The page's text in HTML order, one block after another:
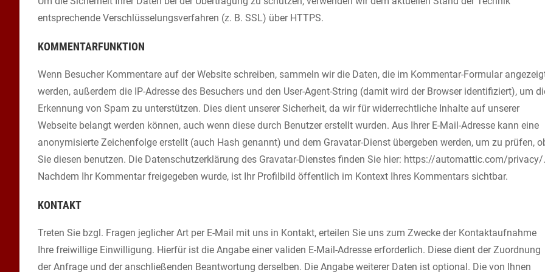
entsprechende Verschlüsselungsverfahren (z. B. SSL) über HTTPS.
KOMMENTARFUNKTION
Wenn Besucher Kommentare auf der Website schreiben, sammeln wir die Daten, die im Kommentar-Formular
werden, außerdem die IP-Adresse des Besuchers und den User-Agent-String (damit wird der Browser identifiziert), um
Erkennung von Spam zu unterstützen. Dies dient unserer Sicherheit, da wir für widerrechtliche Inhalte auf unserer
Webseite belangt werden können, auch wenn diese durch Benutzer erstellt wurden. Aus Ihrer E-Mail-Adresse kann eine
anonymisierte Zeichenfolge erstellt (auch Hash genannt) und dem Gravatar-Dienst übergeben werden, um zu prüfen,
Sie diesen benutzen. Die Datenschutzerklärung des Gravatar-Dienstes finden Sie hier: https://automattic.com/privacy/.
Nachdem Ihr Kommentar freigegeben wurde, ist Ihr Profilbild öffentlich im Kontext Ihres Kommentars sichtbar.
KONTAKT
Treten Sie bzgl. Fragen jeglicher Art per E-Mail mit uns in Kontakt, erteilen Sie uns zum Zwecke der Kontaktaufnahme
Ihre freiwillige Einwilligung. Hierfür ist die Angabe einer validen E-Mail-Adresse erforderlich. Diese dient der Zuordnung
der Anfrage und der anschließenden Beantwortung derselben. Die Angabe weiterer Daten ist optional. Die von Ihnen